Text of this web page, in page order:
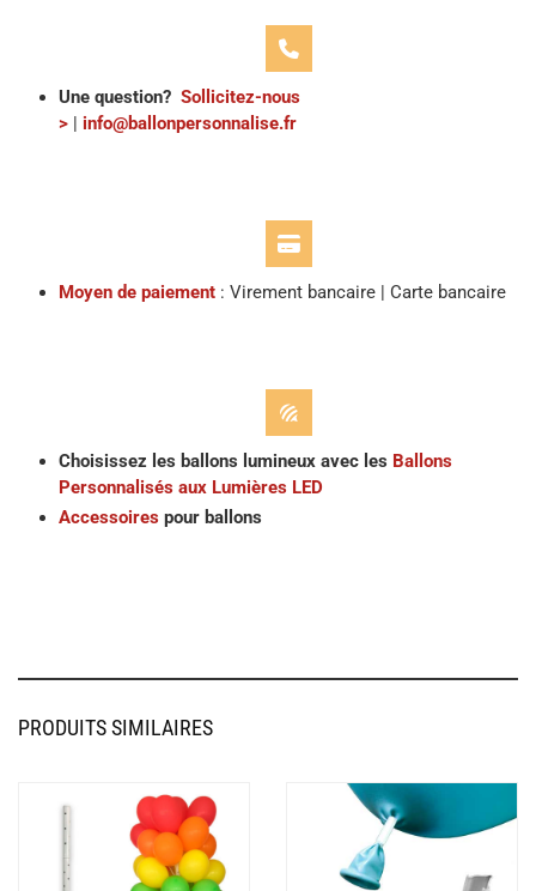
Une question? Sollicitez-nous
> | info@ballonpersonnalise.fr
Moyen de paiement : Virement bancaire | Carte bancaire
Choisissez les ballons lumineux avec les Ballons
Personnalisés aux Lumières LED
Accessoires pour ballons
PRODUITS SIMILAIRES